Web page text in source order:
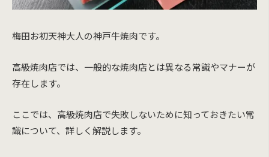
梅田お初天神大人の神戸牛焼肉です。
高級焼肉店では、一般的な焼肉店とは異なる常識やマナーが
存在します。
ここでは、高級焼肉店で失敗しないために知っておきたい常
識について、詳しく解説します。